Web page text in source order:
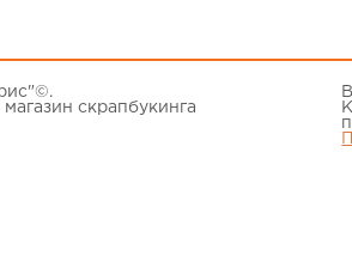
скрапбукинга